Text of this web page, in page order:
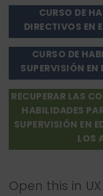
CURSO DE
DIRECTIVOS EN
CURSO DE
SUPERVISIÓN
RECUPERAR LAS
HABILIDADES
SUPERVISIÓN EN
LOS
Open this in